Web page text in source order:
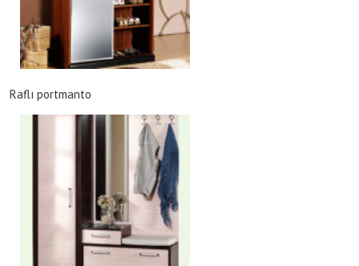
Raflı portmanto